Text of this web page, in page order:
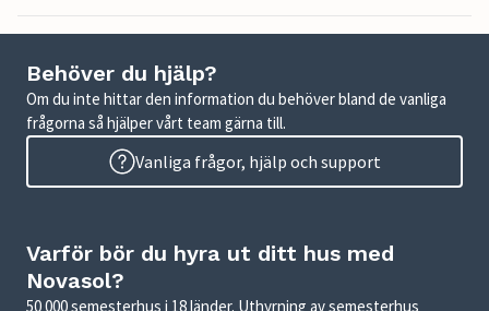
Behöver du hjälp?
Om du inte hittar den information du behöver bland de vanliga
frågorna så hjälper vårt team gärna till.
Vanliga frågor, hjälp och support
Varför bör du hyra ut ditt hus med
Novasol?
50 000 semesterhus i 18 länder. Uthyrning av semesterhus